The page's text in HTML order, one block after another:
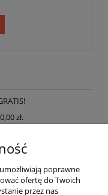
zł.
poprawne
ofertę do Twoich
przez nas